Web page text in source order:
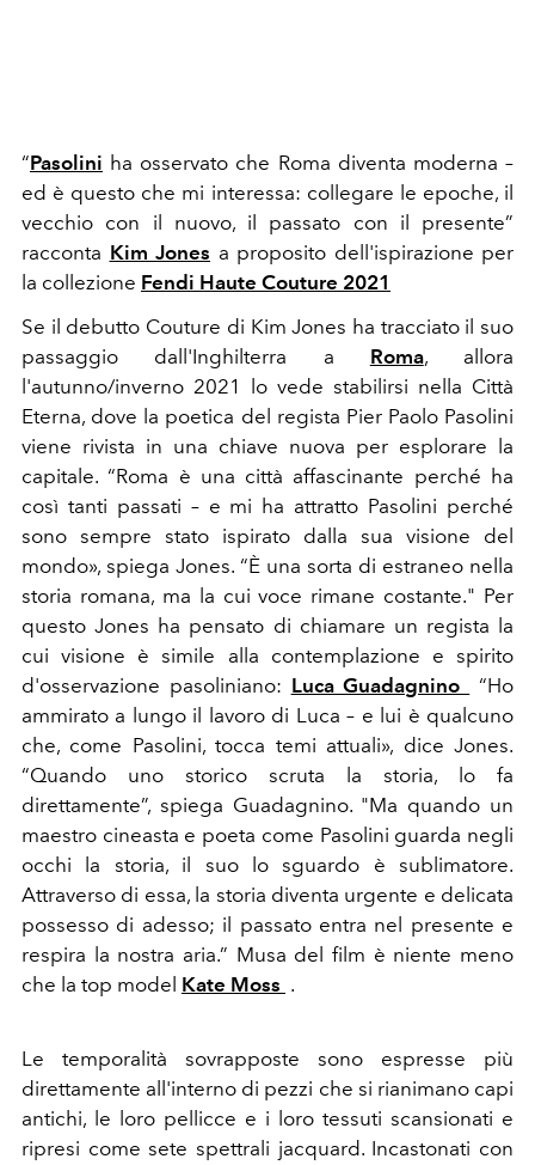
“Pasolini ha osservato che Roma diventa moderna –
ed è questo che mi interessa: collegare le epoche, il
vecchio con il nuovo, il passato con il presente”
racconta Kim Jones a proposito dell'ispirazione per
la collezione Fendi Haute Couture 2021
Se il debutto Couture di Kim Jones ha tracciato il suo
passaggio dall'Inghilterra a Roma, allora
l'autunno/inverno 2021 lo vede stabilirsi nella Città
Eterna, dove la poetica del regista Pier Paolo Pasolini
viene rivista in una chiave nuova per esplorare la
capitale. “Roma è una città affascinante perché ha
così tanti passati – e mi ha attratto Pasolini perché
sono sempre stato ispirato dalla sua visione del
mondo», spiega Jones. “È una sorta di estraneo nella
storia romana, ma la cui voce rimane costante." Per
questo Jones ha pensato di chiamare un regista la
cui visione è simile alla contemplazione e spirito
d'osservazione pasoliniano: Luca Guadagnino
“Ho
ammirato a lungo il lavoro di Luca – e lui è qualcuno
che, come Pasolini, tocca temi attuali», dice Jones.
“Quando uno storico scruta la storia, lo fa
direttamente”, spiega Guadagnino. "Ma quando un
maestro cineasta e poeta come Pasolini guarda negli
occhi la storia, il suo lo sguardo è sublimatore.
Attraverso di essa, la storia diventa urgente e delicata
possesso di adesso; il passato entra nel presente e
respira la nostra aria.” Musa del film è niente meno
che la top model Kate Moss .
Le temporalità sovrapposte sono espresse più
direttamente all'interno di pezzi che si rianimano capi
antichi, le loro pellicce e i loro tessuti scansionati e
ripresi come sete spettrali jacquard. Incastonati con